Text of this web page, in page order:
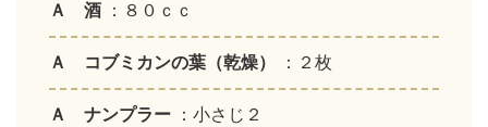
Ａ 酒 ：８０ｃｃ
Ａ コブミカンの葉（乾燥） ：２枚
Ａ ナンプラー ：小さじ２